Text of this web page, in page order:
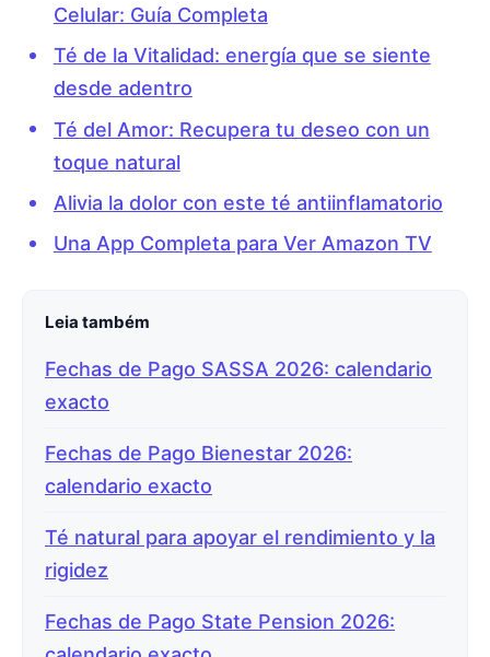
Celular: Guía Completa
Té de la Vitalidad: energía que se siente
desde adentro
Té del Amor: Recupera tu deseo con un
toque natural
Alivia la dolor con este té antiinflamatorio
Una App Completa para Ver Amazon TV
Leia também
Fechas de Pago SASSA 2026: calendario
exacto
Fechas de Pago Bienestar 2026:
calendario exacto
Té natural para apoyar el rendimiento y la
rigidez
Fechas de Pago State Pension 2026: